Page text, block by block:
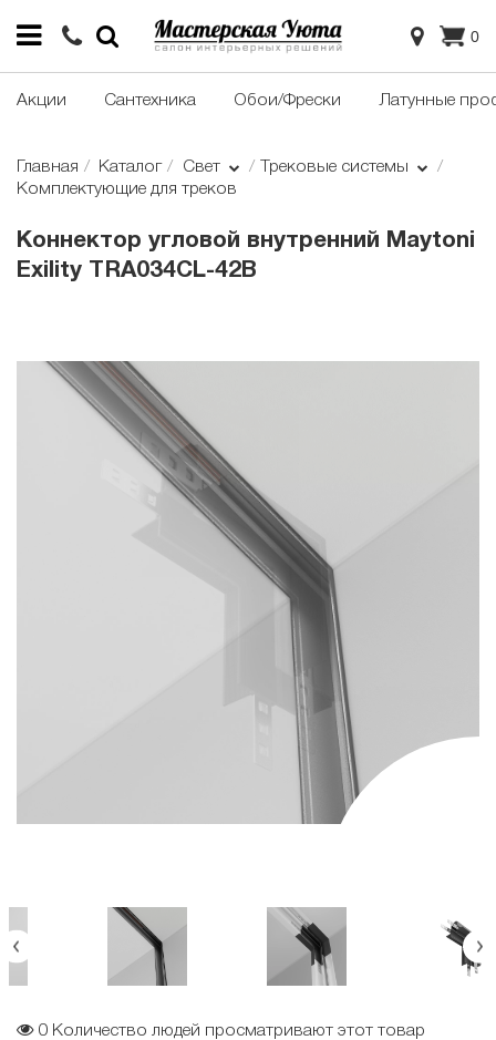
0
Акции Сантехника Обои/Фрески Латунные
Главная Каталог Свет
Трековые системы
Комплектующие для треков
Коннектор угловой внутренний Maytoni
Exility TRA034CL-42B
0 Количество людей просматривают этот товар